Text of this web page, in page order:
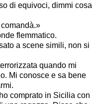
di equivoci, dimmi cosa
flemmatico.
a scene simili, non si
quando mi
Mi conosce e sa bene
comprato in Sicilia con